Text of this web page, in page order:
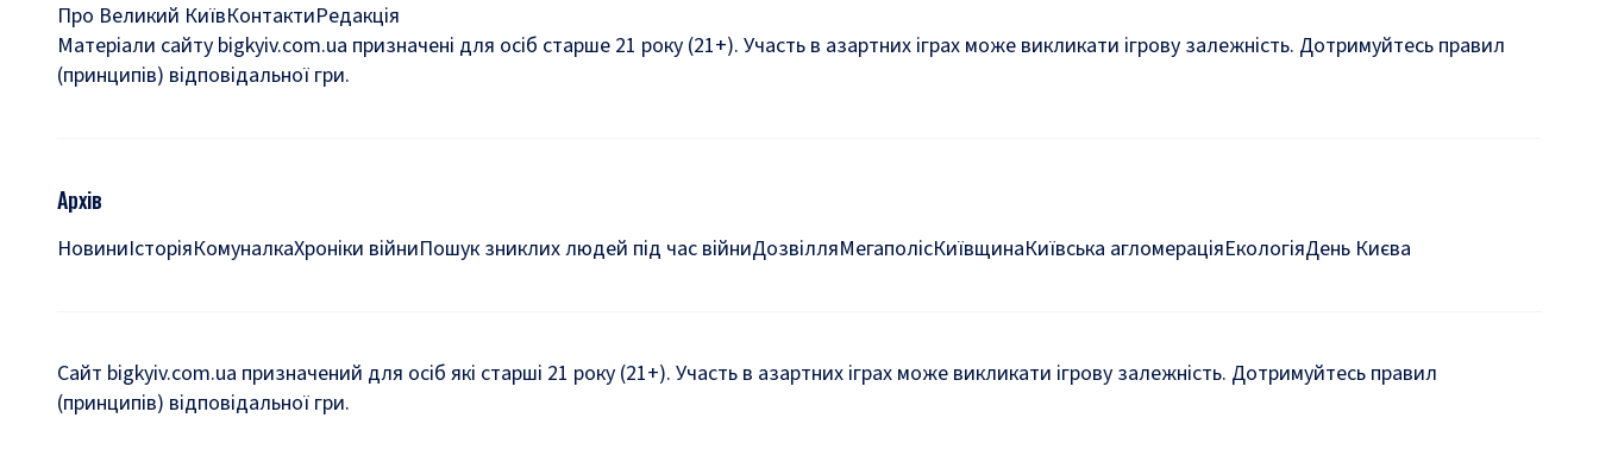
Про Великий КиївКонтактиРедакція
Матеріали сайту bigkyiv.com.ua призначені для осіб старше 21 року (21+). Участь в азартних іграх може викликати ігрову залежність. Дотримуйтесь правил
(принципів) відповідальної гри.
Архів
НовиниІсторіяКомуналкаХроніки війниПошук зниклих людей під час війниДозвілляМегаполісКиївщинаКиївська агломераціяЕкологіяДень Києва
Сайт bigkyiv.com.ua призначений для осіб які старші 21 року (21+). Участь в азартних іграх може викликати ігрову залежність. Дотримуйтесь правил
(принципів) відповідальної гри.